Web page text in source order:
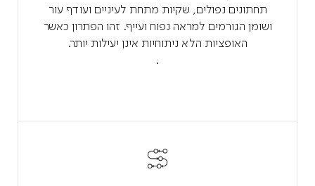
תחתונים נפולים, שקיות מתחת לעיניים ועודף עור
ושומן הגורמים למראה נפוח ועייף. זהו הפתרון כאשר
האופציות הלא ניתוחיות אינן יעילות יותר.
.